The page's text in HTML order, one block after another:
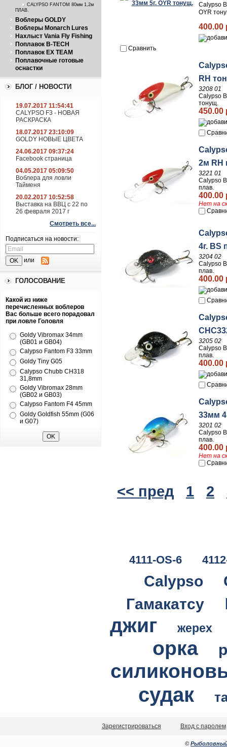
CALYPSO FANTOM 80мм 1,2м
ПЛАВ.
Воблеры GOLDY
Воблеры Monarch Lures
Нахлыст Vania Fly Fishing
Поплавок B-TECH
Поплавок EX TEAM
Поплавочные готовые
оснастки
БЛОГ / НОВОСТИ
19.07.2017 11:54:41
CALYPSO F3 - НОВАЯ
РАСКРАСКА
18.07.2017 23:10:09
GOLDY НОВЫЕ ЦВЕТА
24.06.2017 09:37:24
Facebook страница
04.05.2017 05:09:50
Воблера для ловли
Тайменя
20.02.2017 10:52:58
Выставка на ВВЦ с 22 по
26 февраля 2017 г
Смотреть все...
Подписаться на новости:
или
ГОЛОСОВАНИЕ
Какой из ниже
перечисленных воблеров
Вас больше всего порадовал
при ловле Головля
Goldy Vibromax 34mm
(GB01 и GB04)
Calypso Fantom F3 33mm
Goldy Tiny G05
Calypso Chubb CH318
31,8mm
Goldy Vibromax 28mm
(GB02 и GB03)
Calypso Fantom F4 45mm
Goldy Goldfish 55mm (G06
и G07)
Calypso
OYR
400.00
Сравнить
RH
3208 01
Calypso
тонущ.
450.00
2м RH
3221 01
Calypso
плав.
400.00
Нет на
4г. BS
3204 02
Calypso
плав.
400.00
3205 02
Calypso
плав.
400.00
33мм
3201 02
Calypso
плав.
400.00
Нет на
<< пред 1 2
4111-OS-6
Calypso
Гамакатсу
джиг
жерех
орка
судак
Зарегистрироваться Вход с паролем
© Рыболовный